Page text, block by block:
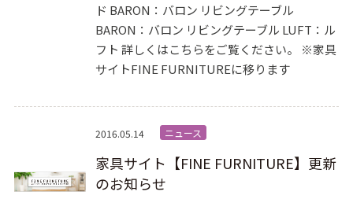
ド BARON：バロン リビングテーブル
BARON：バロン リビングテーブル LUFT：ル
フト 詳しくはこちらをご覧ください。 ※家具
サイトFINE FURNITUREに移ります
2016.05.14 ニュース
家具サイト【FINE FURNITURE】更新
のお知らせ